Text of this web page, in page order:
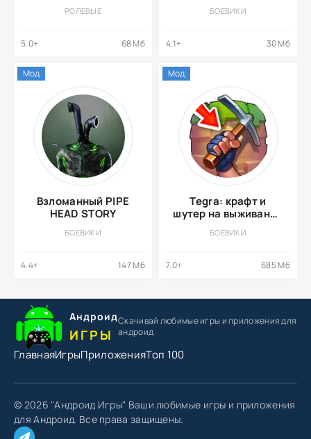
РОЛЕВЫЕ
5.0+ 68 Мб
БОЕВИКИ
4.1+ 30 Мб
Взломанный PIPE
HEAD STORY
БОЕВИКИ
4.4+ 147 Мб
Мод
Tegra: крафт и
шутер на выживание
покупки)
БОЕВИКИ
7.0+ 685 Мб
Мод
Андроид
ИГРЫ
Скачивай любимые игрыи приложения для
андроид
ГлавнаяИгрыПриложенияТоп 100
© 2026 "Андроид Игры" Ваши любимые игры и приложения
для Андроид. Все права защищены.